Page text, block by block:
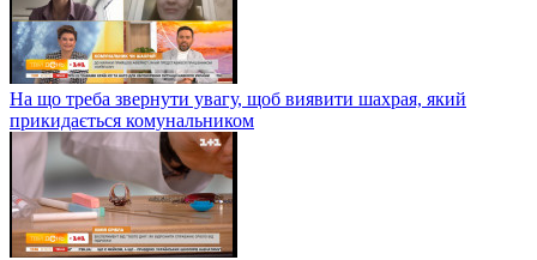
На що треба звернути увагу, щоб виявити шахрая, який
прикидається комунальником